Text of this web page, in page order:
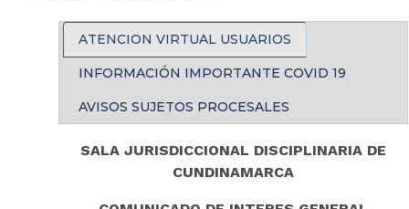
ATENCION VIRTUAL USUARIOS
INFORMACIÓN IMPORTANTE COVID 19
AVISOS SUJETOS PROCESALES
SALA JURISDICCIONAL DISCIPLINARIA DE
CUNDINAMARCA